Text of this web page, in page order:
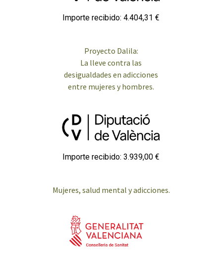
Importe recibido: 4.404,31 €
Proyecto Dalila:
La lleve contra las
desigualdades en adicciones
entre mujeres y hombres.
Importe recibido: 3.939,00 €
Mujeres, salud mental y adicciones.